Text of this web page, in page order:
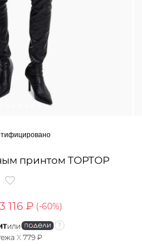
принтом TOPTOP
3 116 ₽ (-60%)
или
X 779 ₽